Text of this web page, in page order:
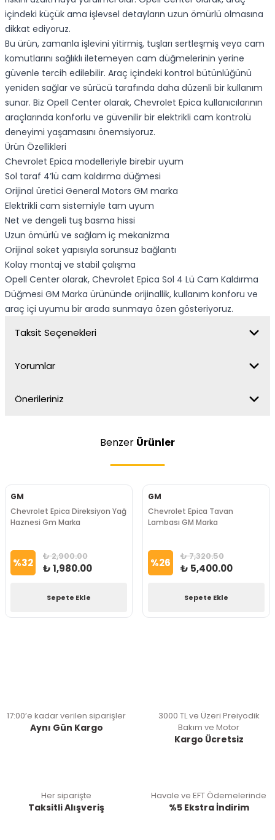
içindeki küçük ama işlevsel detayların uzun ömürlü olmasına
dikkat ediyoruz.
Bu ürün, zamanla işlevini yitirmiş, tuşları sertleşmiş veya cam
komutlarını sağlıklı iletemeyen cam düğmelerinin yerine
güvenle tercih edilebilir. Araç içindeki kontrol bütünlüğünü
yeniden sağlar ve sürücü tarafında daha düzenli bir kullanım
sunar. Biz Opell Center olarak, Chevrolet Epica kullanıcılarının
araçlarında konforlu ve güvenilir bir elektrikli cam kontrolü
deneyimi yaşamasını önemsiyoruz.
Ürün Özellikleri
Chevrolet Epica modelleriyle birebir uyum
Sol taraf 4’lü cam kaldırma düğmesi
Orijinal üretici General Motors GM marka
Elektrikli cam sistemiyle tam uyum
Net ve dengeli tuş basma hissi
Uzun ömürlü ve sağlam iç mekanizma
Orijinal soket yapısıyla sorunsuz bağlantı
Kolay montaj ve stabil çalışma
Opell Center olarak, Chevrolet Epica Sol 4 Lü Cam Kaldırma
Düğmesi GM Marka ürününde orijinallik, kullanım konforu ve
araç içi uyumu bir arada sunmaya özen gösteriyoruz.
Taksit Seçenekleri
Yorumlar
Önerileriniz
Benzer Ürünler
GM
Chevrolet Epica Direksiyon Yağ
Haznesi Gm Marka
%32 ₺ 2,900.00
₺ 1,980.00
Sepete Ekle
GM
Chevrolet Epica Tavan
Lambası GM Marka
%26 ₺ 7,320.50
₺ 5,400.00
Sepete Ekle
17:00’e kadar verilen siparişler
Aynı Gün Kargo
3000 TL ve Üzeri Preiyodik
Bakım ve Motor
Kargo Ücretsiz
Her siparişte
Taksitli Alışveriş
Havale ve EFT Ödemelerinde
%5 Ekstra İndirim